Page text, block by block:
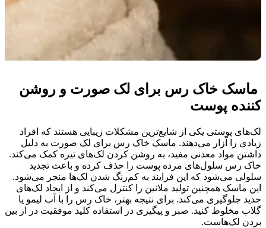
ماسک خاک رس برای لک صورت و روشن
کننده پوست
لک‌های پوستی یکی از شایع‌ترین مشکلات زیبایی هستند که افراد
زیادی را آزار می‌دهند. ماسک خاک رس برای لک صورت به دلیل
داشتن مواد معدنی مفید، به روشن کردن لک‌های تیره کمک می‌کند.
خاک رس سلول‌های مرده پوست را حذف کرده و باعث تجدید
سلولی می‌شود که این فرایند به کم‌رنگ شدن لک‌ها منجر می‌شود.
این ماسک همچنین تولید ملانین را کنترل می‌کند و از ایجاد لک‌های
جدید جلوگیری می‌کند. برای نتیجه بهتر، خاک رس را با آب لیمو یا
گلاب مخلوط کنید. صبر و پیگیری در استفاده کلید موفقیت در از بین
بردن لک‌هاست.